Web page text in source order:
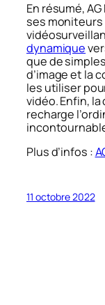
En résumé,
ses
dynamique
que de
d’image et la
les utiliser
vidéo. Enfin,
recharge
Plus d’infos :
11 octobre 2022